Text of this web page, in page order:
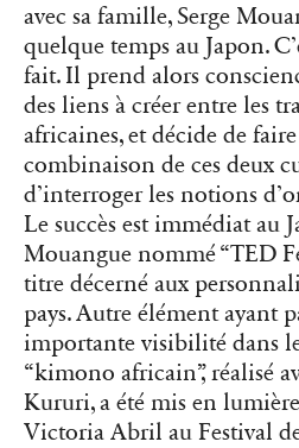
avec sa famille, Serge
quelque temps au Japon.
fait. Il prend alors
des liens à créer entre les
africaines, et décide de
combinaison de ces deux
d’interroger les notions
Le succès est immédiat au
Mouangue nommé “TED
titre décerné aux
pays. Autre élément ayant
importante visibilité dans
“kimono africain”, réalisé
Kururi, a été mis en
Victoria Abril au Festival